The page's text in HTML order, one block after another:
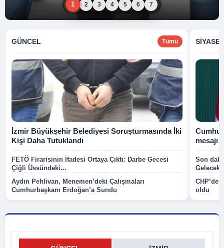
1 2 3 4 5 6 7
GÜNCEL Tümü
İzmir Büyükşehir Belediyesi Soruşturmasında İki
Kişi Daha Tutuklandı
FETÖ Firarisinin İfadesi Ortaya Çıktı: Darbe Gecesi
Çiğli Üssündeki...
Aydın Pehlivan, Menemen’deki Çalışmaları
Cumhurbaşkanı Erdoğan’a Sundu
mesajı
Son
Gelecek
CHP’de
oldu